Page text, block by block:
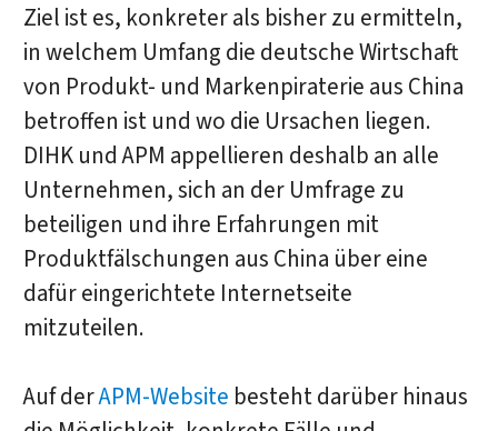
Ziel ist es, konkreter als bisher zu ermitteln,
in welchem Umfang die deutsche Wirtschaft
von Produkt- und Markenpiraterie aus China
betroffen ist und wo die Ursachen liegen.
DIHK und APM appellieren deshalb an alle
Unternehmen, sich an der Umfrage zu
beteiligen und ihre Erfahrungen mit
Produktfälschungen aus China über eine
dafür eingerichtete Internetseite
mitzuteilen.
Auf derAPM-Website besteht darüber hinaus